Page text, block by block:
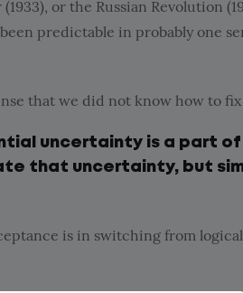
or the Russian Revolution
predictable in probably one
that we did not know how to
uncertainty is a part
that uncertainty, but
is in switching from